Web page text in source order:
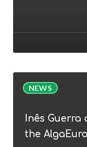
animal
nutrition
NEWS
Guerra
Pedro
Cunha
Inês Guerra
the